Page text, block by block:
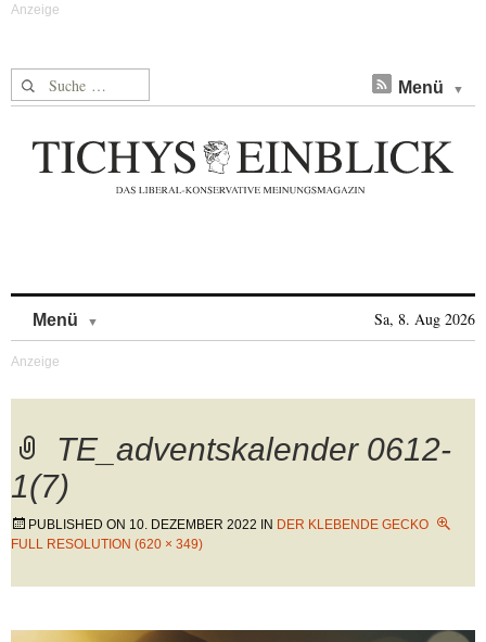
Suche nach: Menü
Menü Sa, 8. Aug 2026
TE_adventskalender 0612-
1(7)
PUBLISHED ON 10. DEZEMBER 2022 IN DER KLEBENDE GECKO
FULL RESOLUTION (620 × 349)